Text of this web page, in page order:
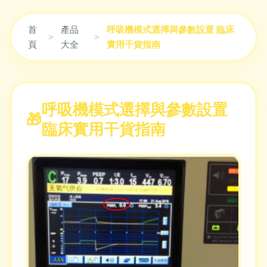
首
頁
>
產品
大全
>
呼吸機模式選擇與參數設置 臨床
實用干貨指南
呼吸機模式選擇與參數設置
臨床實用干貨指南